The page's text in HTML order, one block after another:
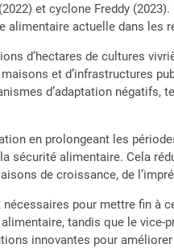
et cyclone Freddy
actuelle dans les
d’hectares de cultures
et d’infrastructures
d’adaptation négatifs,
en prolongeant les
sécurité alimentaire. Cela
de croissance, de
pour mettre fin à
tandis que le
innovantes pour